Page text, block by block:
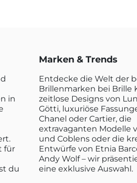
in
für
du
Marken & Trends
Entdecke die Welt der
Brillenmarken bei Brille
zeitlose Designs von
Götti, luxuriöse
Chanel oder Cartier, die
extravaganten Modelle
und Coblens oder die
Entwürfe von Etnia
Andy Wolf – wir
eine exklusive Auswahl.